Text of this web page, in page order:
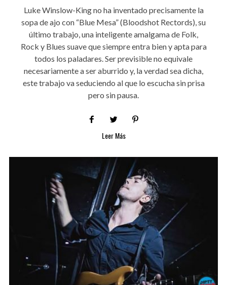
Luke Winslow-King no ha inventado precisamente la
sopa de ajo con “Blue Mesa” (Bloodshot Rectords), su
último trabajo, una inteligente amalgama de Folk,
Rock y Blues suave que siempre entra bien y apta para
todos los paladares. Ser previsible no equivale
necesariamente a ser aburrido y, la verdad sea dicha,
este trabajo va seduciendo al que lo escucha sin prisa
pero sin pausa.
Leer Más